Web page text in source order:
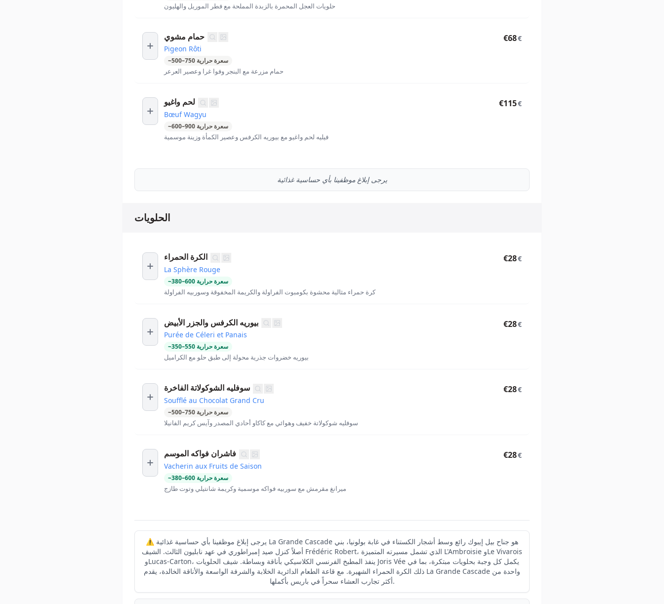
حلويات العجل المحمرة بالزبدة المملحة مع فطر الموريل والهليون
حمام مشوي
Pigeon Rôti
~500–750 سعرة حرارية
حمام مزرعة مع البنجر وفوا غرا وعصير العرعر
€68€
لحم واغيو
Bœuf Wagyu
~600–900 سعرة حرارية
فيليه لحم واغيو مع بيوريه الكرفس وعصير الكمأة وزينة موسمية
€115€
يرجى إبلاغ موظفينا بأي حساسية غذائية
الحلويات
الكرة الحمراء
La Sphère Rouge
~380–600 سعرة حرارية
كرة حمراء مثالية محشوة بكومبوت الفراولة والكريمة المخفوقة وسوربيه الفراولة
€28€
بيوريه الكرفس والجزر الأبيض
Purée de Céleri et Panais
~350–550 سعرة حرارية
بيوريه خضروات جذرية محولة إلى طبق حلو مع الكراميل
€28€
سوفليه الشوكولاتة الفاخرة
Soufflé au Chocolat Grand Cru
~500–750 سعرة حرارية
سوفليه شوكولاتة خفيف وهوائي مع كاكاو أحادي المصدر وآيس كريم الفانيلا
€28€
فاشران فواكه الموسم
Vacherin aux Fruits de Saison
~380–600 سعرة حرارية
ميرانغ مقرمش مع سوربيه فواكه موسمية وكريمة شانتيلي وتوت طازج
€28€
⚠️ يرجى إبلاغ موظفينا بأي حساسية غذائية La Grande Cascade هو جناح بيل إيبوك رائع وسط أشجار الكستناء في غابة بولونيا، بني
أصلاً كنزل صيد إمبراطوري في عهد نابليون الثالث. الشيف Frédéric Robert، الذي تشمل مسيرته المتميزة L'Ambroisie وLe Vivarois
وLucas-Carton، ينفذ المطبخ الفرنسي الكلاسيكي بأناقة وبساطة. شيف الحلويات Joris Vée يكمل كل وجبة بحلويات مبتكرة، بما في
ذلك الكرة الحمراء الشهيرة. مع قاعة الطعام الدائرية الخلابة والشرفة الواسعة والأناقة الخالدة، يقدم La Grande Cascade واحدة من
أكثر تجارب العشاء سحراً في باريس بأكملها.